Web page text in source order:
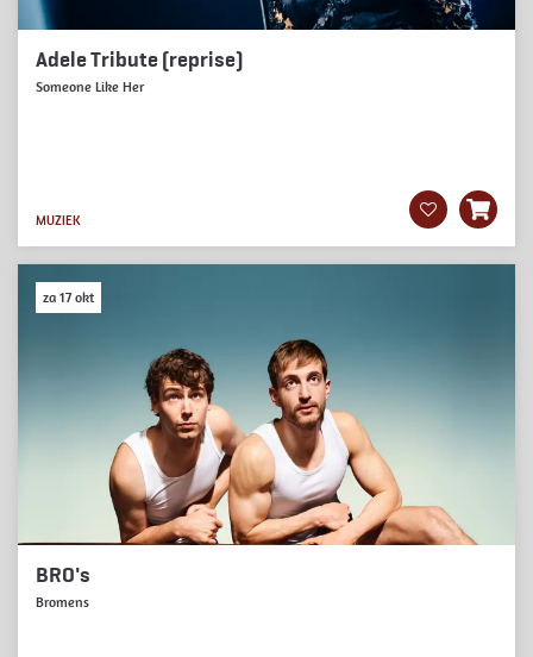
Adele Tribute (reprise)
Someone Like Her
MUZIEK
BRO's
Bromens
za 17 okt